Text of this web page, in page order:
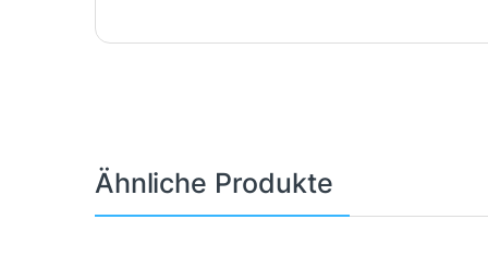
Ähnliche Produkte